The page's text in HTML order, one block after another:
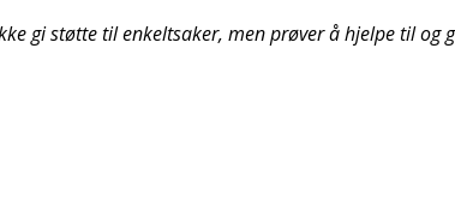
gi støtte til enkeltsaker, men prøver å hjelpe til og